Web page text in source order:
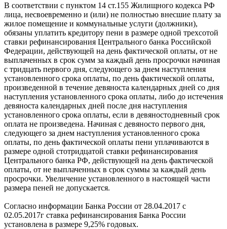
В соответствии с пунктом 14 ст.155 Жилищного кодекса РФ
лица, несвоевременно и (или) не полностью внесшие плату за
жилое помещение и коммунальные услуги (должники),
обязаны уплатить кредитору пени в размере одной трехсотой
ставки рефинансирования Центрального банка Российской
Федерации, действующей на день фактической оплаты, от не
выплаченных в срок сумм за каждый день просрочки начиная
с тридцать первого дня, следующего за днем наступления
установленного срока оплаты, по день фактической оплаты,
произведенной в течение девяноста календарных дней со дня
наступления установленного срока оплаты, либо до истечения
девяноста календарных дней после дня наступления
установленного срока оплаты, если в девяностодневный срок
оплата не произведена. Начиная с девяносто первого дня,
следующего за днем наступления установленного срока
оплаты, по день фактической оплаты пени уплачиваются в
размере одной стотридцатой ставки рефинансирования
Центрального банка РФ, действующей на день фактической
оплаты, от не выплаченных в срок суммы за каждый день
просрочки. Увеличение установленного в настоящей части
размера пеней не допускается.
Согласно информации Банка России от 28.04.2017 с
02.05.2017г ставка рефинансирования Банка России
установлена в размере 9,25% годовых.